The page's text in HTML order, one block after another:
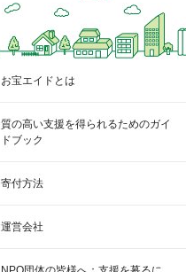
お宝エイドとは
質の高い支援を得られるためのガイ
ドブック
寄付方法
運営会社